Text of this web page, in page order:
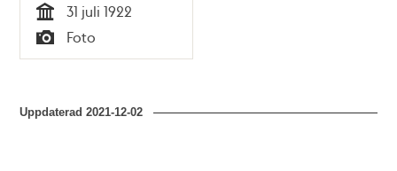
Tid
31 juli 1922
Typ
Foto
Uppdaterad2021-12-02